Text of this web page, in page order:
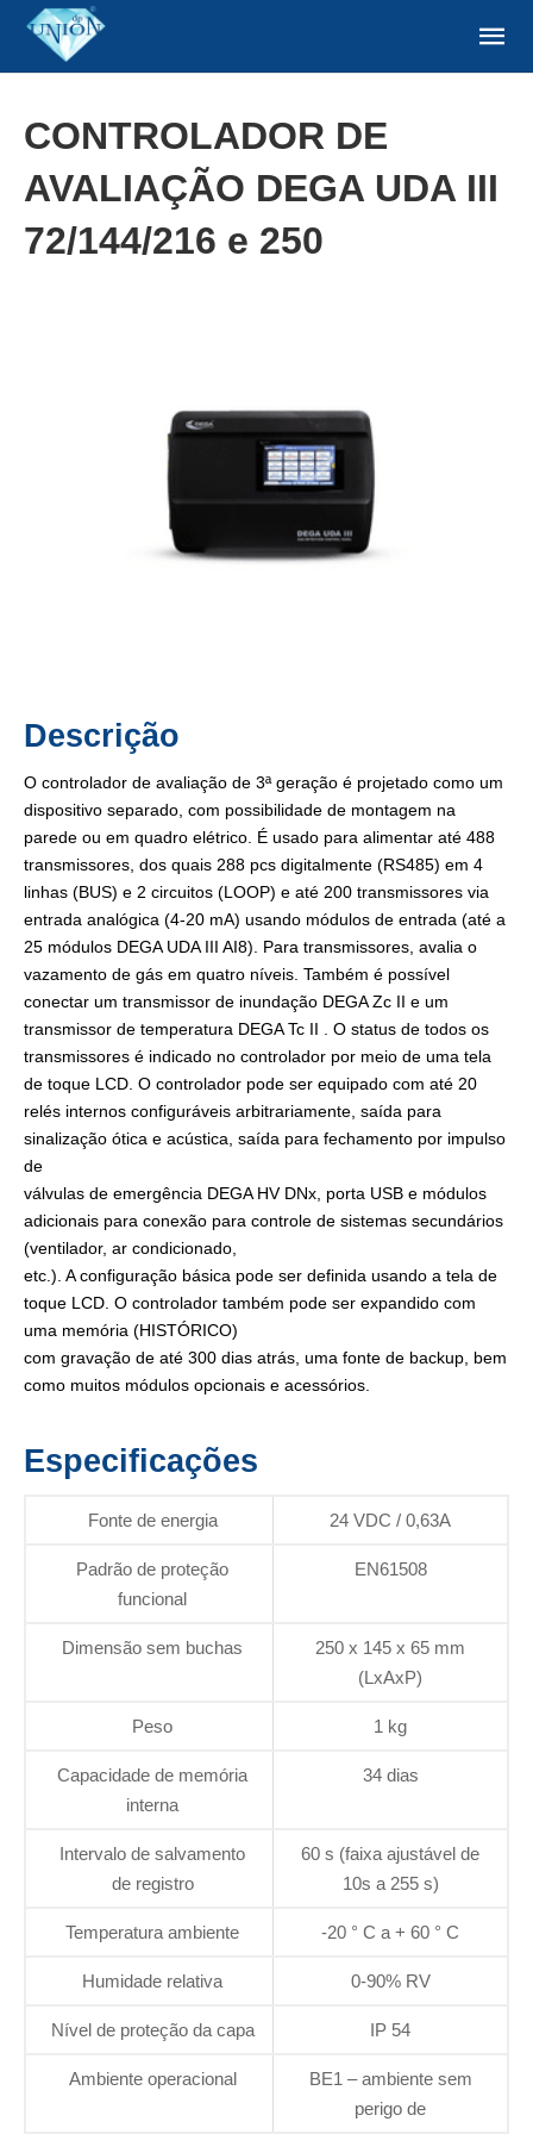
CONTROLADOR DE
AVALIAÇÃO DEGA UDA III
72/144/216 e 250
Descrição
O controlador de avaliação de 3ª geração é projetado como um
dispositivo separado, com possibilidade de montagem na
parede ou em quadro elétrico. É usado para alimentar até 488
transmissores, dos quais 288 pcs digitalmente (RS485) em 4
linhas (BUS) e 2 circuitos (LOOP) e até 200 transmissores via
entrada analógica (4-20 mA) usando módulos de entrada (até a
25 módulos DEGA UDA III AI8). Para transmissores, avalia o
vazamento de gás em quatro níveis. Também é possível
conectar um transmissor de inundação DEGA Zc II e um
transmissor de temperatura DEGA Tc II . O status de todos os
transmissores é indicado no controlador por meio de uma tela
de toque LCD. O controlador pode ser equipado com até 20
relés internos configuráveis ​​arbitrariamente, saída para
sinalização ótica e acústica, saída para fechamento por impulso
de
válvulas de emergência DEGA HV DNx, porta USB e módulos
adicionais para conexão para controle de sistemas secundários
(ventilador, ar condicionado,
etc.). A configuração básica pode ser definida usando a tela de
toque LCD. O controlador também pode ser expandido com
uma memória (HISTÓRICO)
com gravação de até 300 dias atrás, uma fonte de backup, bem
como muitos módulos opcionais e acessórios.
Especificações
Fonte de energia 24 VDC / 0,63A
Padrão de proteção
funcional
EN61508
Dimensão sem buchas
250 x 145 x 65 mm
(LxAxP)
Peso 1 kg
Capacidade de memória
interna
34 dias
Intervalo de salvamento
de registro
60 s (faixa ajustável de
10s a 255 s)
Temperatura ambiente -20 ° C a + 60 ° C
Humidade relativa 0-90% RV
Nível de proteção da capa IP 54
Ambiente operacional
BE1 – ambiente sem
perigo de